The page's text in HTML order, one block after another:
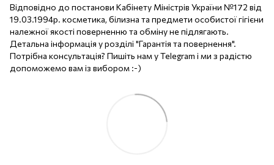
Відповідно до постанови Кабінету Міністрів України №172 від
19.03.1994р. косметика, білизна та предмети особистої гігієни
належної якості поверненню та обміну не підлягають.
Детальна інформація у розділі "Гарантія та повернення".
Потрібна консультація? Пишіть нам у Telegram і ми з радістю
допоможемо вам із вибором :-)